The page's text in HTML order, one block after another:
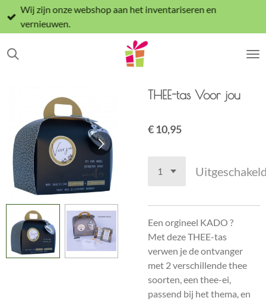
Ga
direct
de
Wij zijn onze webshop aan het inventariseren en
vernieuwen.
THEE-tas Voor jou
€ 10,95
Een orgineel KADO ?
Met deze THEE-tas
verwen je de ontvanger
met 2 verschillende thee
soorten, een thee-ei,
passend bij het thema, en